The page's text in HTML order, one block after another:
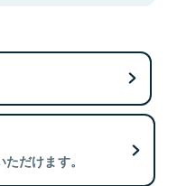
だけます。